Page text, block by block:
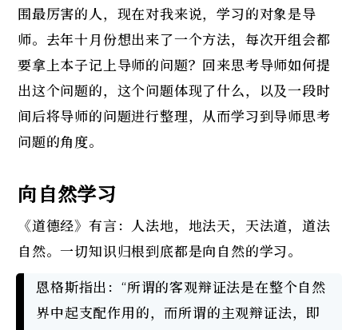
围最厉害的人，现在对我来说，学习的对象是导
师。去年十月份想出来了一个方法，每次开组会都
要拿上本子记上导师的问题？回来思考导师如何提
出这个问题的，这个问题体现了什么，以及一段时
间后将导师的问题进行整理，从而学习到导师思考
问题的角度。
向自然学习
《道德经》有言：人法地，地法天，天法道，道法
自然。一切知识归根到底都是向自然的学习。
恩格斯指出：“所谓的客观辩证法是在整个自然
界中起支配作用的，而所谓的主观辩证法，即